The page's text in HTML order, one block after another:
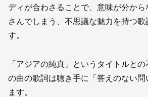
ディが合わさることで、意味が分か
さんでしまう、不思議な魅力を持つ
す。
「アジアの純真」というタイトルと
の曲の歌詞は聴き手に「答えのない
ます。